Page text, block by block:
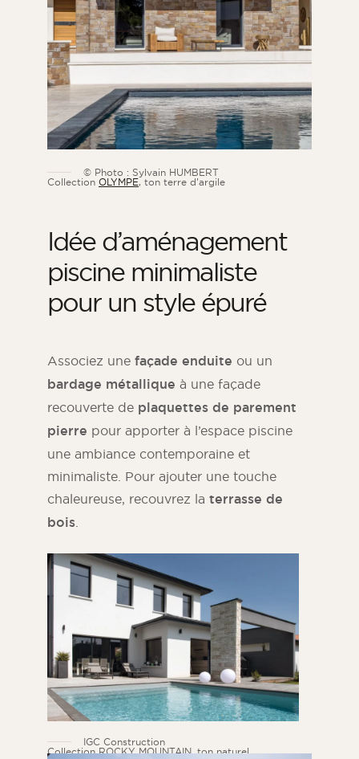
© Photo : Sylvain HUMBERT
Collection OLYMPE, ton terre d’argile
Idée d’aménagement
piscine minimaliste
pour un style épuré
Associez une façade enduite ou un
bardage métallique à une façade
recouverte de plaquettes de parement
pierre pour apporter à l’espace piscine
une ambiance contemporaine et
minimaliste. Pour ajouter une touche
chaleureuse, recouvrez la terrasse de
bois.
IGC Construction
Collection ROCKY MOUNTAIN, ton naturel